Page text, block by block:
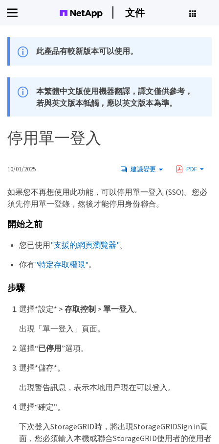
文件
此產品有較新版本可以使用。
本繁體中文版使用機器翻譯，譯文僅供參考，
若與英文版本牴觸，應以英文版本為準。
停用單一登入
10/01/2025 建議變更 PDF
如果您不再想使用此功能，可以停用單一登入 (SSO)。您必
須先停用單一登錄，然後才能停用身份聯合。
開始之前
您已使用"支援的網頁瀏覽器"。
你有"特定存取權限"。
步驟
選擇*設定* > 存取控制> 單一登入 。
出現「單一登入」頁面。
選擇“已停用”選項。
選擇*儲存*。
出現警告訊息，表示本地用戶現在可以登入。
選擇“確定”。
下次登入StorageGRID時，將出現StorageGRIDSign in頁
面，您必須輸入本機或聯合StorageGRID使用者的使用者